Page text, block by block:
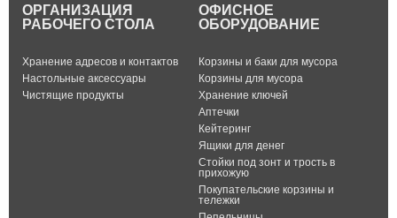
ОРГАНИЗАЦИЯ
РАБОЧЕГО СТОЛА
Хранение адресов и контактов
Настольные аксессуары
Чистящие продукты
ОФИСНОЕ
ОБОРУДОВАНИЕ
Корзины и баки для мусора
Корзины для мусора
Хранение ключей
Аптечки
Кейтеринг
Ящики для денег
Стойки под зонт и трость в
прихожую
Покупательские корзины и
тележки